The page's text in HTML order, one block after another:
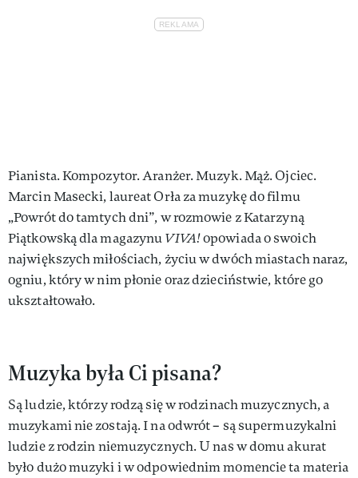
Pianista. Kompozytor. Aranżer. Muzyk. Mąż. Ojciec.
Marcin Masecki, laureat Orła za muzykę do filmu
„Powrót do tamtych dni”, w rozmowie z Katarzyną
Piątkowską dla magazynuVIVA!opowiada o swoich
największych miłościach, życiu w dwóch miastach naraz,
ogniu, który w nim płonie oraz dzieciństwie, które go
ukształtowało.
Muzyka była Ci pisana?
Są ludzie, którzy rodzą się w rodzinach muzycznych, a
muzykami nie zostają. I na odwrót – są supermuzykalni
ludzie z rodzin niemuzycznych. U nas w domu akurat
było dużo muzyki i w odpowiednim momencie ta materia